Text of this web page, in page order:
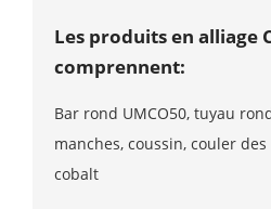
Les produits en alliage
comprennent:
Bar rond UMCO50, tuyau
manches, coussin, couler
cobalt